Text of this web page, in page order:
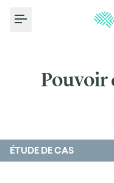
Toggle Menu
ÉTUDE DE CAS